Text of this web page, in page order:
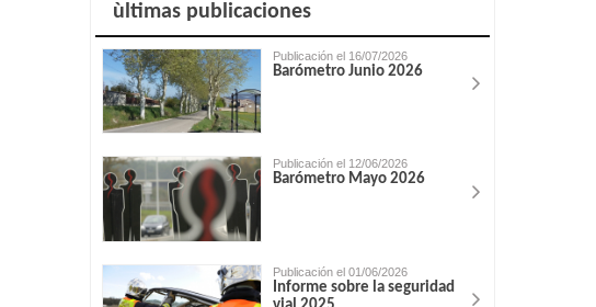
ùltimas publicaciones
Publicación el 16/07/2026
Barómetro Junio 2026
Publicación el 12/06/2026
Barómetro Mayo 2026
Publicación el 01/06/2026
Informe sobre la seguridad